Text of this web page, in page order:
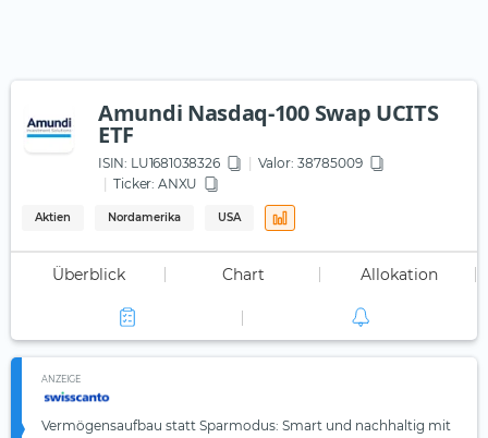
Amundi Nasdaq-100 Swap UCITS
ETF
ISIN: LU1681038326
Valor: 38785009
Ticker: ANXU
Aktien Nordamerika USA
Überblick Chart Allokation
ANZEIGE
Vermögensaufbau statt Sparmodus: Smart und nachhaltig mit